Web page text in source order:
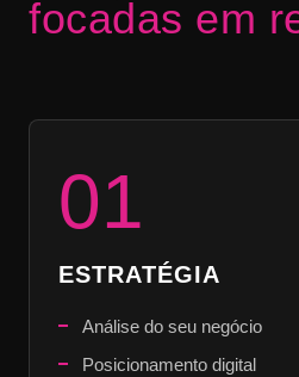
focadas em
01
ESTRATÉGIA
Análise do seu negócio
Posicionamento digital